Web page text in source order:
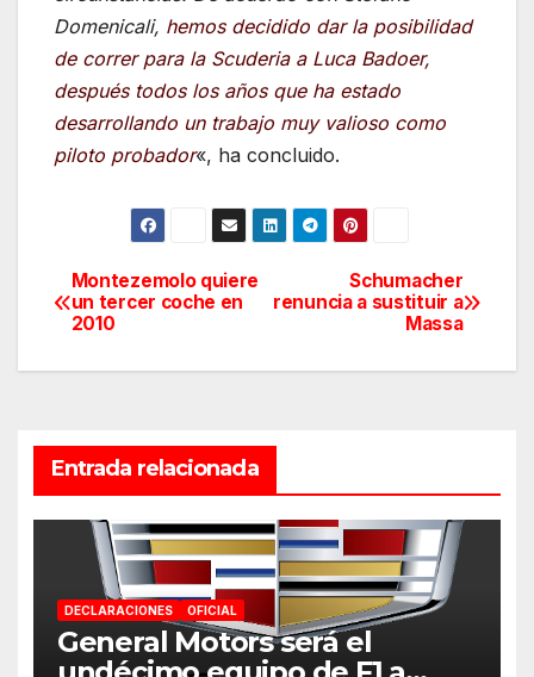
Domenicali, hemos decidido dar la posibilidad
de correr para la Scuderia a Luca Badoer,
después todos los años que ha estado
desarrollando un trabajo muy valioso como
piloto probador«, ha concluido.
Navegación
de
Schumacher
renuncia a sustituir a
Massa
Montezemolo quiere
un tercer coche en
2010
Entrada relacionada
DECLARACIONES OFICIAL
General Motors será el